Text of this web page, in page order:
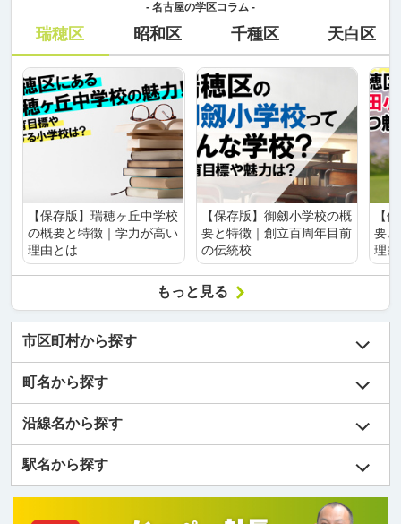
- 名古屋の学区コラム -
瑞穂区 昭和区 千種区 天白区
【保存版】瑞穂ヶ丘中学校
の概要と特徴｜学力が高い
理由とは
【保存版】御劔小学校の概
要と特徴｜創立百周年目前
の伝統校
【
要
理
もっと見る
市区町村から探す
町名から探す
沿線名から探す
駅名から探す